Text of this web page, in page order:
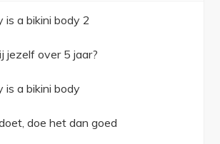
is a bikini body 2
jezelf over 5 jaar?
is a bikini body
doe het dan goed